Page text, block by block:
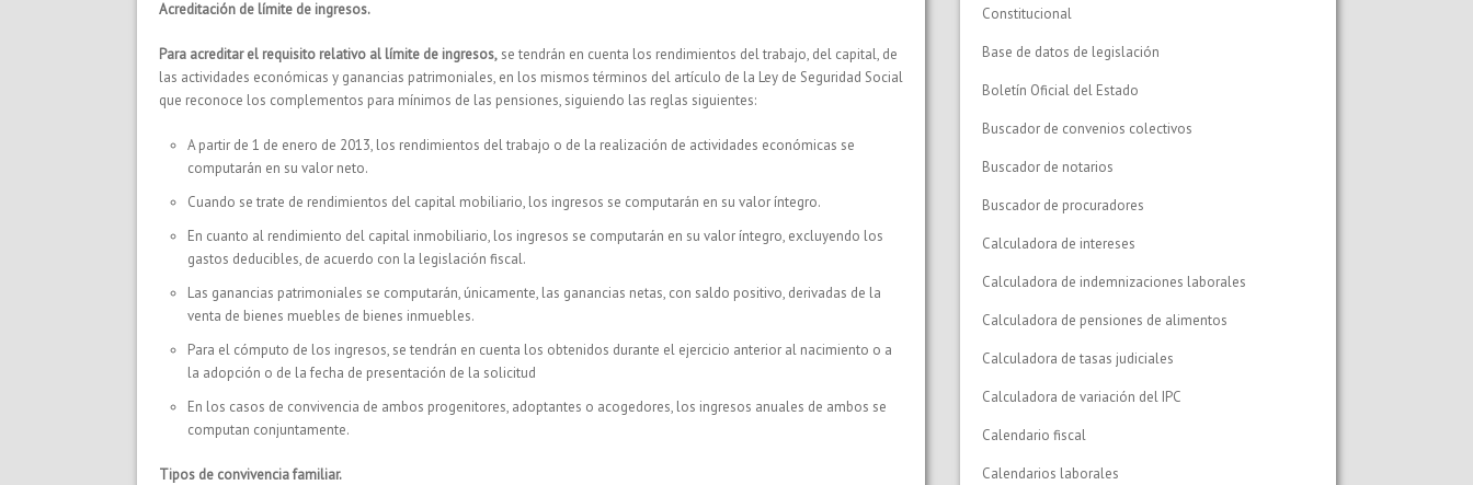
Acreditación de límite de ingresos.
Para acreditar el requisito relativo al límite de ingresos,se tendrán en cuenta los rendimientos del trabajo, del capital, de
las actividades económicas y ganancias patrimoniales, en los mismos términos del artículo de la Ley de Seguridad Social
que reconoce los complementos para mínimos de las pensiones, siguiendo las reglas siguientes:
A partir de 1 de enero de 2013, los rendimientos del trabajo o de la realización de actividades económicas se
computarán en su valor neto.
Cuando se trate de rendimientos del capital mobiliario, los ingresos se computarán en su valor íntegro.
En cuanto al rendimiento del capital inmobiliario, los ingresos se computarán en su valor íntegro, excluyendo los
gastos deducibles, de acuerdo con la legislación fiscal.
Las ganancias patrimoniales se computarán, únicamente, las ganancias netas, con saldo positivo, derivadas de la
venta de bienes muebles de bienes inmuebles.
Para el cómputo de los ingresos, se tendrán en cuenta los obtenidos durante el ejercicio anterior al nacimiento o a
la adopción o de la fecha de presentación de la solicitud
En los casos de convivencia de ambos progenitores, adoptantes o acogedores, los ingresos anuales de ambos se
computan conjuntamente.
Tipos de convivencia familiar.
Constitucional
Base de datos de legislación
Boletín Oficial del Estado
Buscador de convenios colectivos
Buscador de notarios
Buscador de procuradores
Calculadora de intereses
Calculadora de indemnizaciones laborales
Calculadora de pensiones de alimentos
Calculadora de tasas judiciales
Calculadora de variación del IPC
Calendario fiscal
Calendarios laborales